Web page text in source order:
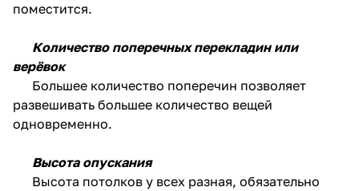
поместится.
Количество поперечных перекладин или
верёвок
Большее количество поперечин позволяет
развешивать большее количество вещей
одновременно.
Высота опускания
Высота потолков у всех разная, обязательно